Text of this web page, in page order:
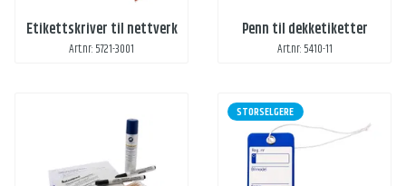
Etikettskriver til nettverk
Art.nr: 5721-3001
Penn til dekketiketter
Art.nr: 5410-11
STORSELGERE